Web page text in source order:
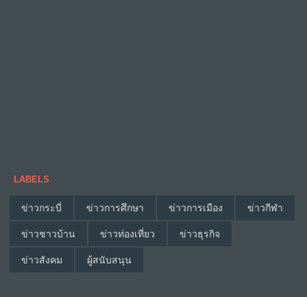
LABELS
ข่าวกระบี่ ข่าวการศึกษา ข่าวการเมือง ข่าวกีฬา
ข่าวชาวบ้าน ข่าวท่องเที่ยว ข่าวธุรกิจ
ข่าวสังคม ผู้สนับสนุน